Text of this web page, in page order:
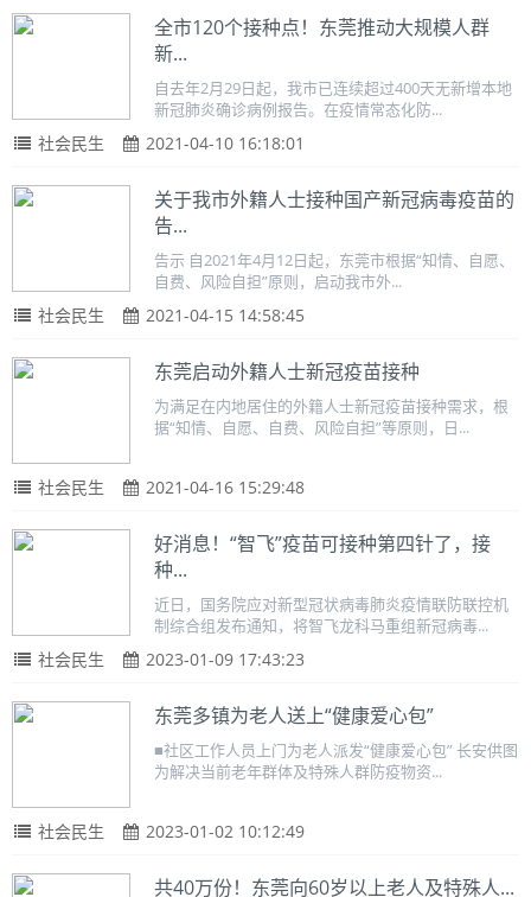
全市120个接种点！东莞推动大规模人群
新...
自去年2月29日起，我市已连续超过400天无新增本地
新冠肺炎确诊病例报告。在疫情常态化防...
社会民生 2021-04-10 16:18:01
关于我市外籍人士接种国产新冠病毒疫苗的
告...
告示 自2021年4月12日起，东莞市根据“知情、自愿、
自费、风险自担”原则，启动我市外...
社会民生 2021-04-15 14:58:45
东莞启动外籍人士新冠疫苗接种
为满足在内地居住的外籍人士新冠疫苗接种需求，根
据“知情、自愿、自费、风险自担”等原则，日...
社会民生 2021-04-16 15:29:48
好消息！“智飞”疫苗可接种第四针了，接
种...
近日，国务院应对新型冠状病毒肺炎疫情联防联控机
制综合组发布通知，将智飞龙科马重组新冠病毒...
社会民生 2023-01-09 17:43:23
东莞多镇为老人送上“健康爱心包”
■社区工作人员上门为老人派发“健康爱心包” 长安供图
为解决当前老年群体及特殊人群防疫物资...
社会民生 2023-01-02 10:12:49
共40万份！东莞向60岁以上老人及特殊人...